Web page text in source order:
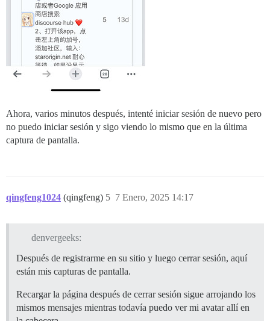
Ahora, varios minutos después, intenté iniciar sesión de nuevo pero
no puedo iniciar sesión y sigo viendo lo mismo que en la última
captura de pantalla.
qingfeng1024 (qingfeng) 7 Enero, 2025 14:17
5
denvergeeks:
Después de registrarme en su sitio y luego cerrar sesión, aquí
están mis capturas de pantalla.
Recargar la página después de cerrar sesión sigue arrojando los
mismos mensajes mientras todavía puedo ver mi avatar allí en